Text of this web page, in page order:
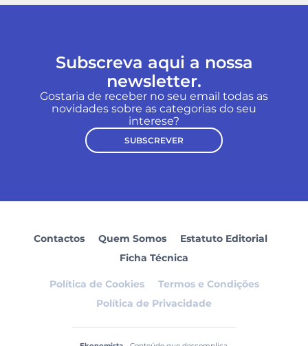
Subscreva aqui a nossa
newsletter.
Gostaria de receber no seu email todas as
novidades sobre as categorias do seu
interese?
SUBSCREVER
Contactos Quem Somos
Estatuto Editorial
Ficha Técnica
Política de Cookies
Termos e Condições
Política de Privacidade